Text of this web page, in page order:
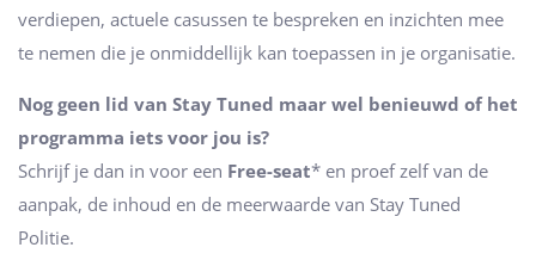
verdiepen, actuele casussen te bespreken en inzichten mee
te nemen die je onmiddellijk kan toepassen in je organisatie.
Nog geen lid van Stay Tuned maar wel benieuwd of het
programma iets voor jou is?
Schrijf je dan in voor een Free-seat* en proef zelf van de
aanpak, de inhoud en de meerwaarde van Stay Tuned
Politie.